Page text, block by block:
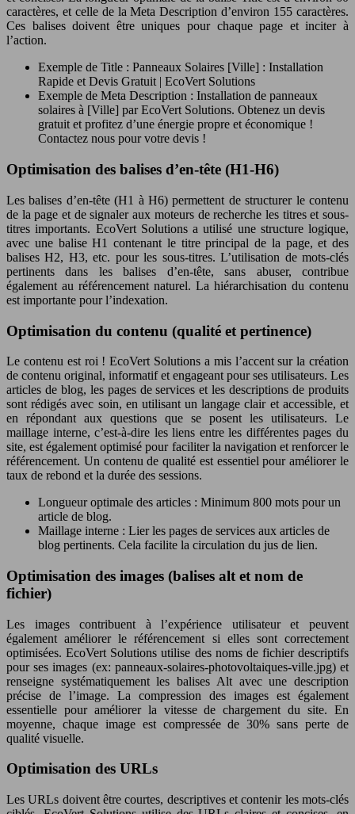
caractères, et celle de la Meta Description d’environ 155 caractères.
Ces balises doivent être uniques pour chaque page et inciter à
l’action.
Exemple de Title : Panneaux Solaires [Ville] : Installation
Rapide et Devis Gratuit | EcoVert Solutions
Exemple de Meta Description : Installation de panneaux
solaires à [Ville] par EcoVert Solutions. Obtenez un devis
gratuit et profitez d’une énergie propre et économique !
Contactez nous pour votre devis !
Optimisation des balises d’en-tête (H1-H6)
Les balises d’en-tête (H1 à H6) permettent de structurer le contenu
de la page et de signaler aux moteurs de recherche les titres et sous-
titres importants. EcoVert Solutions a utilisé une structure logique,
avec une balise H1 contenant le titre principal de la page, et des
balises H2, H3, etc. pour les sous-titres. L’utilisation de mots-clés
pertinents dans les balises d’en-tête, sans abuser, contribue
également au référencement naturel. La hiérarchisation du contenu
est importante pour l’indexation.
Optimisation du contenu (qualité et pertinence)
Le contenu est roi ! EcoVert Solutions a mis l’accent sur la création
de contenu original, informatif et engageant pour ses utilisateurs. Les
articles de blog, les pages de services et les descriptions de produits
sont rédigés avec soin, en utilisant un langage clair et accessible, et
en répondant aux questions que se posent les utilisateurs. Le
maillage interne, c’est-à-dire les liens entre les différentes pages du
site, est également optimisé pour faciliter la navigation et renforcer le
référencement. Un contenu de qualité est essentiel pour améliorer le
taux de rebond et la durée des sessions.
Longueur optimale des articles : Minimum 800 mots pour un
article de blog.
Maillage interne : Lier les pages de services aux articles de
blog pertinents. Cela facilite la circulation du jus de lien.
Optimisation des images (balises alt et nom de
fichier)
Les images contribuent à l’expérience utilisateur et peuvent
également améliorer le référencement si elles sont correctement
optimisées. EcoVert Solutions utilise des noms de fichier descriptifs
pour ses images (ex: panneaux-solaires-photovoltaiques-ville.jpg) et
renseigne systématiquement les balises Alt avec une description
précise de l’image. La compression des images est également
essentielle pour améliorer la vitesse de chargement du site. En
moyenne, chaque image est compressée de 30% sans perte de
qualité visuelle.
Optimisation des URLs
Les URLs doivent être courtes, descriptives et contenir les mots-clés